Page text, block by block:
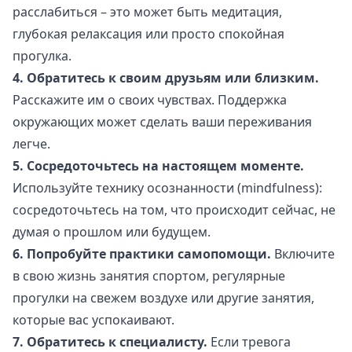
расслабиться – это может быть медитация,
глубокая релаксация или просто спокойная
прогулка.
4. Обратитесь к своим друзьям или близким.
Расскажите им о своих чувствах. Поддержка
окружающих может сделать ваши переживания
легче.
5. Сосредоточьтесь на настоящем моменте.
Используйте технику осознанности (mindfulness):
сосредоточьтесь на том, что происходит сейчас, не
думая о прошлом или будущем.
6. Попробуйте практики самопомощи. Включите
в свою жизнь занятия спортом, регулярные
прогулки на свежем воздухе или другие занятия,
которые вас успокаивают.
7. Обратитесь к специалисту. Если тревога